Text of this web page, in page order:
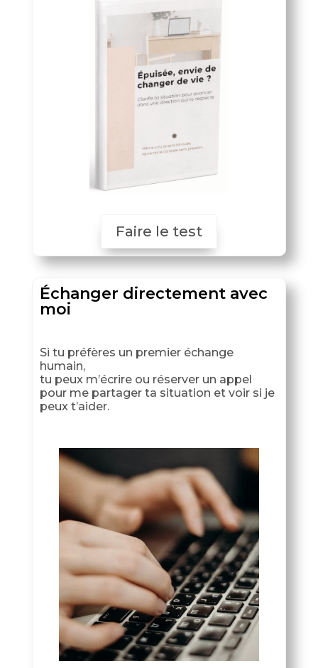
Faire le test
Échanger directement avec
moi
Si tu préfères un premier échange
humain,
tu peux m’écrire ou réserver un appel
pour me partager ta situation et voir si je
peux t’aider.